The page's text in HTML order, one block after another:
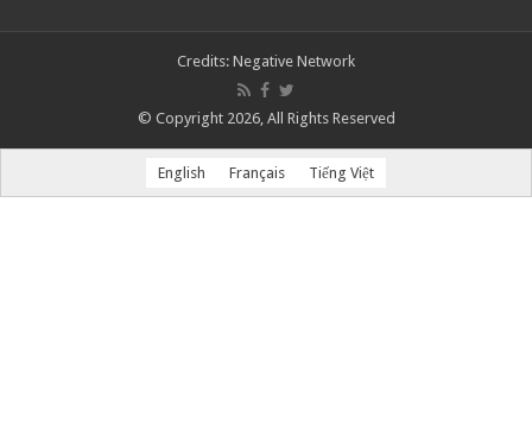
Credits: Negative Network
© Copyright 2026, All Rights Reserved
English Français Tiếng Việt